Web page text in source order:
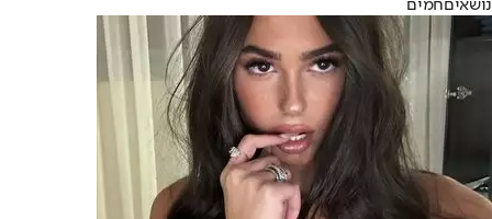
נושאיםחמים